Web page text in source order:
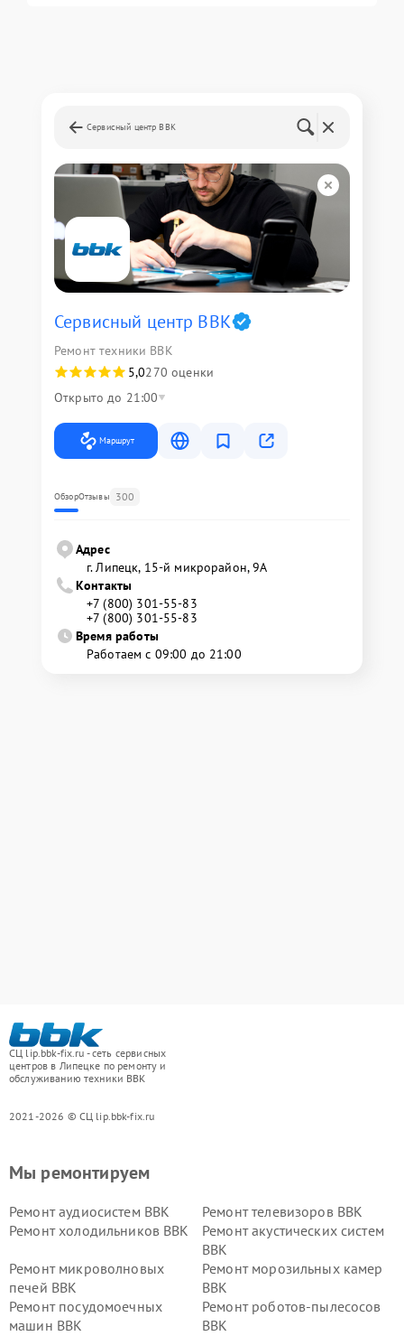
Сервисный центр BBK
Сервисный центр BBK
Ремонт техники BBK
5,0270 оценки
Открыто до 21:00
Маршрут
ОбзорОтзывы 300
Адрес
г. Липецк, 15-й микрорайон, 9А
Контакты
+7 (800) 301-55-83
+7 (800) 301-55-83
Время работы
Работаем с 09:00 до 21:00
СЦ lip.bbk-fix.ru - сеть сервисных
центров в Липецке по ремонту и
обслуживанию техники BBK
2021-2026 © СЦ lip.bbk-fix.ru
Мы ремонтируем
Ремонт аудиосистем BBK
Ремонт телевизоров BBK
Ремонт холодильников BBK
Ремонт акустических систем
BBK
Ремонт микроволновых
печей BBK
Ремонт морозильных камер
BBK
Ремонт посудомоечных
машин BBK
Ремонт роботов-пылесосов
BBK